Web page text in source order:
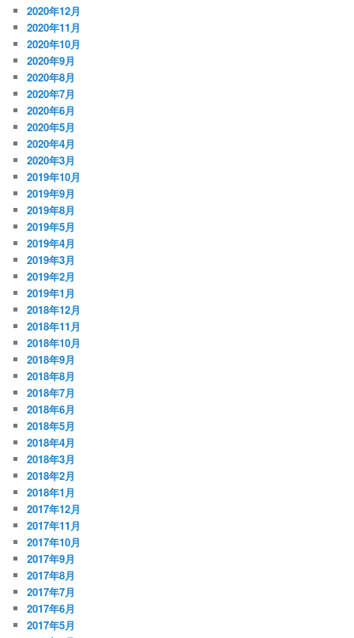
2020年12月
2020年11月
2020年10月
2020年9月
2020年8月
2020年7月
2020年6月
2020年5月
2020年4月
2020年3月
2019年10月
2019年9月
2019年8月
2019年5月
2019年4月
2019年3月
2019年2月
2019年1月
2018年12月
2018年11月
2018年10月
2018年9月
2018年8月
2018年7月
2018年6月
2018年5月
2018年4月
2018年3月
2018年2月
2018年1月
2017年12月
2017年11月
2017年10月
2017年9月
2017年8月
2017年7月
2017年6月
2017年5月